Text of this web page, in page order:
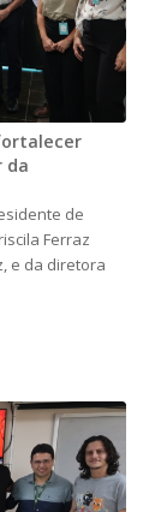
da
de
Ferraz
e da diretora